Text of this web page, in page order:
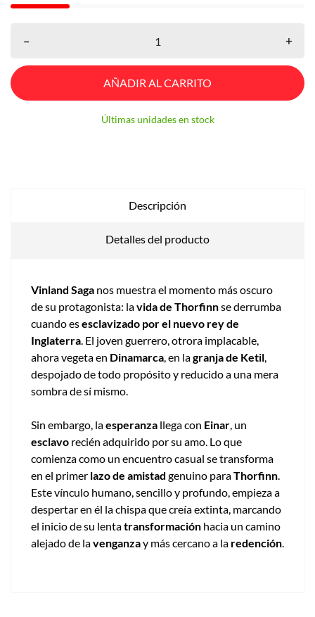
– +
AÑADIR AL CARRITO
Últimas unidades en stock
Descripción
Detalles del producto
Vinland Saga nos muestra el momento más oscuro
de su protagonista: lavida de Thorfinnse derrumba
cuando esesclavizado por el nuevo rey de
Inglaterra. El joven guerrero, otrora implacable,
ahora vegeta en Dinamarca, en lagranja de Ketil,
despojado de todo propósito y reducido a una mera
sombra de sí mismo.
Sin embargo, laesperanza llega con Einar, un
esclavo recién adquirido por su amo. Lo que
comienza como un encuentro casual se transforma
en el primer lazo de amistad genuino paraThorfinn.
Este vínculo humano, sencillo y profundo, empieza a
despertar en él la chispa que creía extinta, marcando
el inicio de su lentatransformación hacia un camino
alejado de lavenganzay más cercano a la redención.